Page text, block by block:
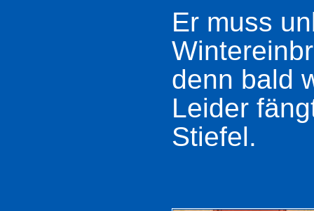
Er muss
denn bald
Leider
Stiefel.